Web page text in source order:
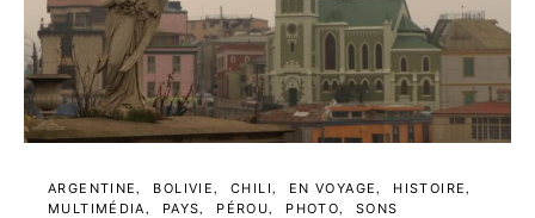
ARGENTINE BOLIVIE CHILI EN VOYAGE
HISTOIRE
MULTIMÉDIA
PAYS PÉROU PHOTO SONS